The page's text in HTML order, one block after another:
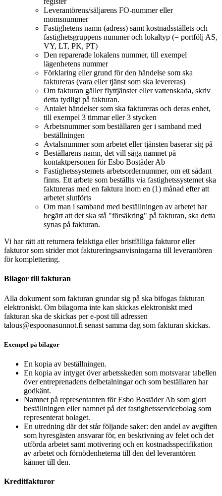
Leverantörens/säljarens FO-nummer eller
momsnummer
Fastighetens namn (adress) samt kostnadsställets och
fastighetsgruppens nummer och lokaltyp (= portfölj AS,
VY, LT, PK, PT)
Den reparerade lokalens nummer, till exempel
lägenhetens nummer
Förklaring eller grund för den händelse som ska
faktureras (vara eller tjänst som ska levereras)
Om fakturan gäller flyttjänster eller vattenskada, skriv
detta tydligt på fakturan.
Antalet händelser som ska faktureras och deras enhet,
till exempel 3 timmar eller 3 stycken
Arbetsnummer som beställaren ger i samband med
beställningen
Avtalsnummer som arbetet eller tjänsten baserar sig på
Beställarens namn, det vill säga namnet på
kontaktpersonen för Esbo Bostäder Ab
Fastighetssystemets arbetsordernummer, om ett sådant
finns. Ett arbete som beställts via fastighetssystemet ska
faktureras med en faktura inom en (1) månad efter att
arbetet slutförts
Om man i samband med beställningen av arbetet har
begärt att det ska stå "försäkring" på fakturan, ska detta
synas på fakturan.
Vi har rätt att returnera felaktiga eller bristfälliga fakturor eller
fakturor som strider mot faktureringsanvisningarna till leverantören
för komplettering.
Bilagor till fakturan
Alla dokument som fakturan grundar sig på ska bifogas fakturan
elektroniskt. Om bilagorna inte kan skickas elektroniskt med
fakturan ska de skickas per e-post till adressen
talous@espoonasunnot.fi senast samma dag som fakturan skickas.
Exempel på bilagor
En kopia av beställningen.
En kopia av intyget över arbetsskeden som motsvarar tabellen
över entreprenadens delbetalningar och som beställaren har
godkänt.
Namnet på representanten för Esbo Bostäder Ab som gjort
beställningen eller namnet på det fastighetsservicebolag som
representerat bolaget.
En utredning där det står följande saker: den andel av avgiften
som hyresgästen ansvarar för, en beskrivning av felet och det
utförda arbetet samt motivering och en kostnadsspecifikation
av arbetet och förnödenheterna till den del leverantören
känner till den.
Kreditfakturor